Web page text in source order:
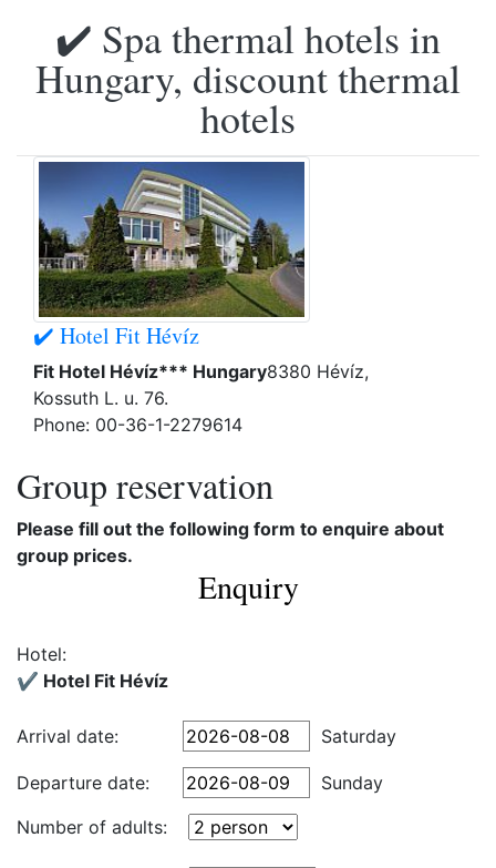
✔️ Spa thermal hotels in
Hungary, discount thermal
hotels
✔️ Hotel Fit Hévíz
Fit Hotel Hévíz*** Hungary8380 Hévíz,
Kossuth L. u. 76.
Phone: 00-36-1-2279614
Group reservation
Please fill out the following form to enquire about
group prices.
Enquiry
Hotel:
✔️ Hotel Fit Hévíz
Arrival date: Saturday
Departure date:
Sunday
Number of adults: